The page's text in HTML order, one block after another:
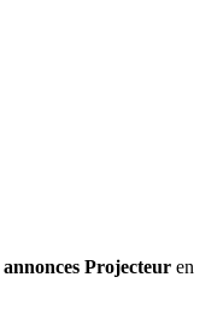
annonces Projecteur en